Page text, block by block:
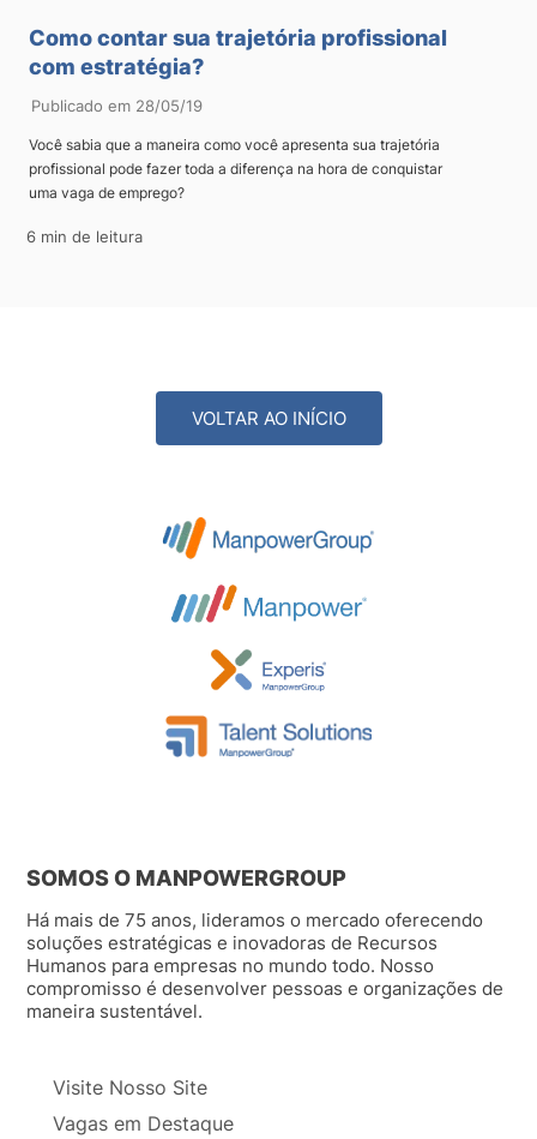
Como contar sua trajetória profissional
com estratégia?
Publicado em 28/05/19
Você sabia que a maneira como você apresenta sua trajetória
profissional pode fazer toda a diferença na hora de conquistar
uma vaga de emprego?
6 min de leitura
VOLTAR AO INÍCIO
SOMOS O MANPOWERGROUP
Há mais de 75 anos, lideramos o mercado oferecendo
soluções estratégicas e inovadoras de Recursos
Humanos para empresas no mundo todo. Nosso
compromisso é desenvolver pessoas e organizações de
maneira sustentável.
Visite Nosso Site
Vagas em Destaque